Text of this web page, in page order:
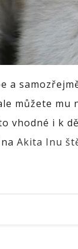
a
můžete
vhodné i k
Akita Inu